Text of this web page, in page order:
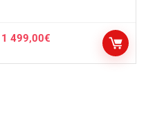
1 499,00€